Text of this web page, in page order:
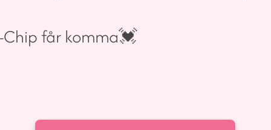
får komma💓